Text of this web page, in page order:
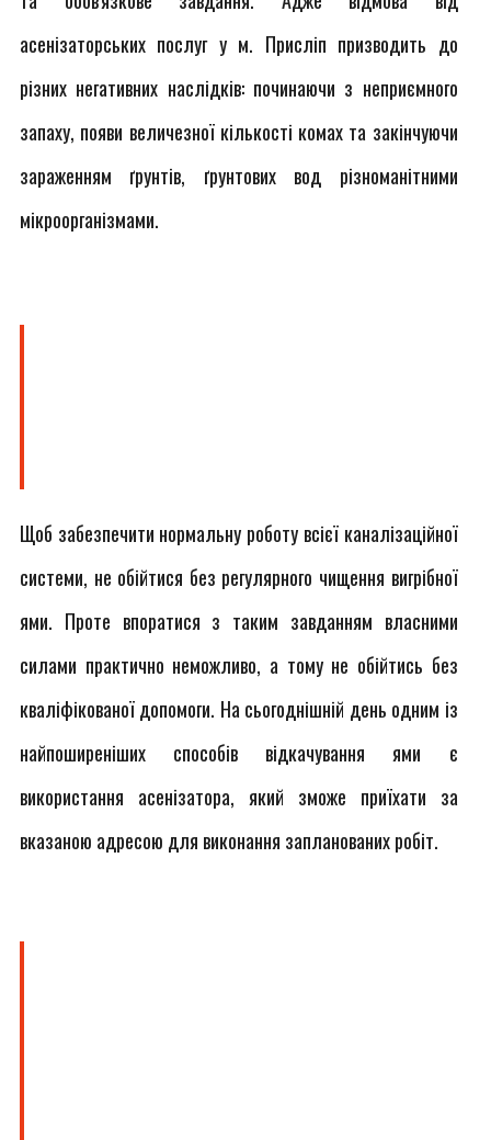
асенізаторських послуг у м. Присліп призводить до
різних негативних наслідків: починаючи з неприємного
запаху, появи величезної кількості комах та закінчуючи
зараженням ґрунтів, ґрунтових вод різноманітними
мікроорганізмами.
Щоб забезпечити нормальну роботу всієї каналізаційної
системи, не обійтися без регулярного чищення вигрібної
ями. Проте впоратися з таким завданням власними
силами практично неможливо, а тому не обійтись без
кваліфікованої допомоги. На сьогоднішній день одним із
найпоширеніших способів відкачування ями є
використання асенізатора, який зможе приїхати за
вказаною адресою для виконання запланованих робіт.